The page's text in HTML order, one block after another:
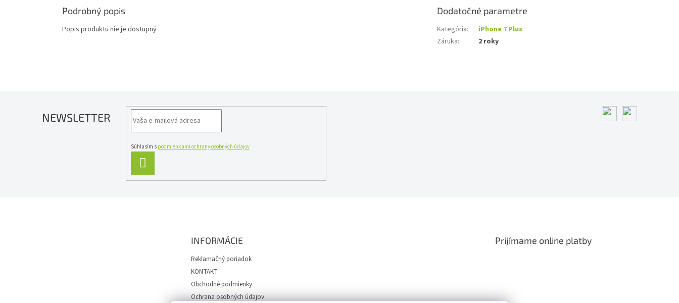
Podrobný popis
Popis produktu nie je dostupný
Dodatočné parametre
Kategória:
iPhone 7 Plus
Záruka: 2 roky
NEWSLETTER
Súhlasím s podmienkami ochrany osobných údajov
SA
INFORMÁCIE
Reklamačný poriadok
KONTAKT
Obchodné podmienky
Ochrana osobných údajov
Prijímame online platby